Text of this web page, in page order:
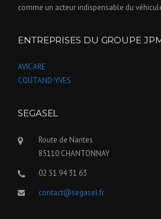
comme un acteur indispensable du
ENTREPRISES DU GROUPE
AVICARE
COUTAND YVES
SEGASEL
Route de Nantes
85110 CHANTONNAY
02 51 94 31 63
contact@segasel.fr